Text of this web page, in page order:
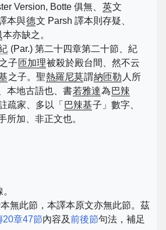
Version, Botte 俱無、 英文
本與德文 Parsh 譯本則存疑、
本亦缺之。
(Par.) 第二十四章第二十節、紀
之子 匝加理被殺於殿台間、然不云
之子。聖熱羅尼莫謂納匝勒 人所
本地古語也、書若雅達為 巴辣
疏家、多以「 巴辣基子」數字、
所加、非正文也。
無此節，本譯本原文亦無此節。茲
20章47節內容及前後節句法，補足